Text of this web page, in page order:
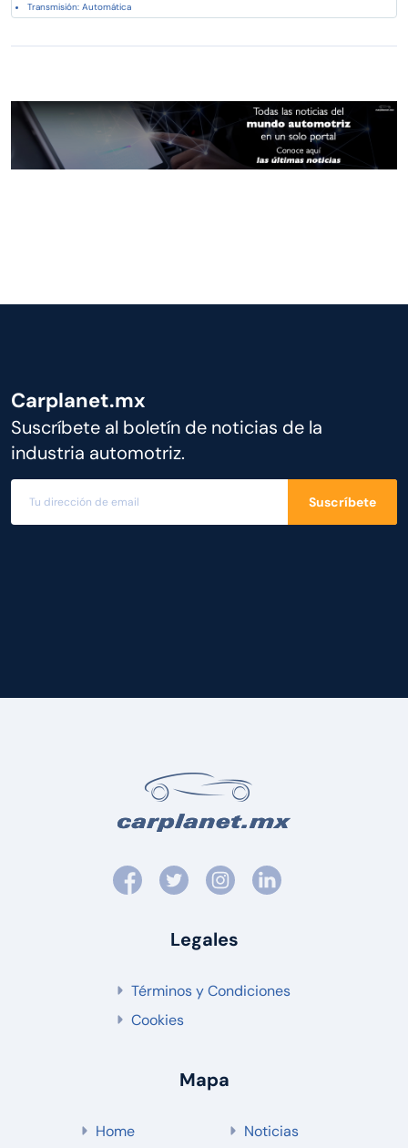
Transmisión: Automática
Carplanet.mx
Suscríbete al boletín de noticias de la
industria automotriz.
Suscríbete
Legales
Términos y Condiciones
Cookies
Mapa
Home Noticias